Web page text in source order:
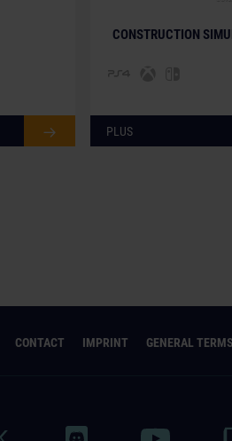
CONSTRUCTION
PLUS
CONTACT IMPRINT GENERAL